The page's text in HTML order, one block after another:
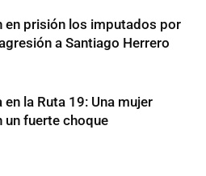
en prisión los imputados por
a Santiago Herrero
en la Ruta 19: Una mujer
un fuerte choque